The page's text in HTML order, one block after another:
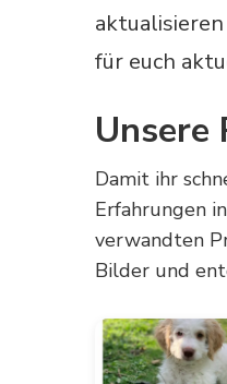
für euch
Damit ihr
Erfahrungen
verwandten
Bilder und